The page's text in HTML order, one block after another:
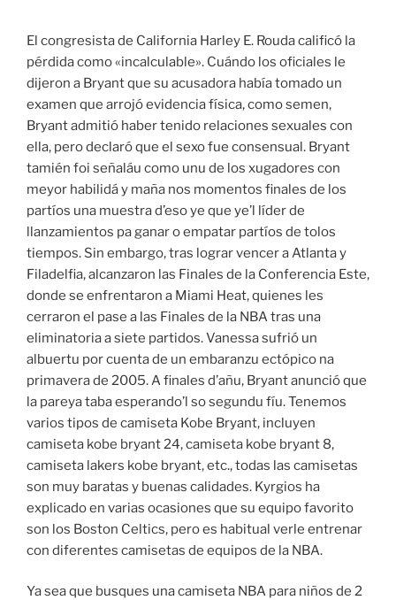
El congresista de California Harley E. Rouda calificó la
pérdida como «incalculable». Cuándo los oficiales le
dijeron a Bryant que su acusadora había tomado un
examen que arrojó evidencia física, como semen,
Bryant admitió haber tenido relaciones sexuales con
ella, pero declaró que el sexo fue consensual. Bryant
tamién foi señaláu como unu de los xugadores con
meyor habilidá y maña nos momentos finales de los
partíos una muestra d’eso ye que ye’l líder de
llanzamientos pa ganar o empatar partíos de tolos
tiempos. Sin embargo, tras lograr vencer a Atlanta y
Filadelfia, alcanzaron las Finales de la Conferencia Este,
donde se enfrentaron a Miami Heat, quienes les
cerraron el pase a las Finales de la NBA tras una
eliminatoria a siete partidos. Vanessa sufrió un
albuertu por cuenta de un embaranzu ectópico na
primavera de 2005. A finales d’añu, Bryant anunció que
la pareya taba esperando’l so segundu fíu. Tenemos
varios tipos de camiseta Kobe Bryant, incluyen
camiseta kobe bryant 24, camiseta kobe bryant 8,
camiseta lakers kobe bryant, etc., todas las camisetas
son muy baratas y buenas calidades. Kyrgios ha
explicado en varias ocasiones que su equipo favorito
son los Boston Celtics, pero es habitual verle entrenar
con diferentes camisetas de equipos de la NBA.
Ya sea que busques una camiseta NBA para niños de 2